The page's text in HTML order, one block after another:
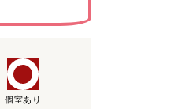
個室あり